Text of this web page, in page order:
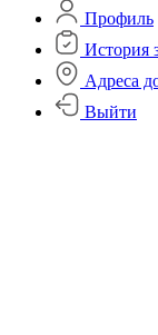
Профиль
История
Адреса
Выйти